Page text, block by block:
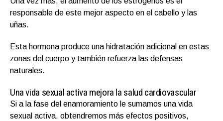
responsable de este mejor aspecto en el cabello y las
uñas.
Esta hormona produce una hidratación adicional en estas
zonas del cuerpo y también refuerza las defensas
naturales.
Una vida sexual activa mejora la salud cardiovascular
Si a la fase del enamoramiento le sumamos una vida
sexual activa, obtendremos más efectos positivos,